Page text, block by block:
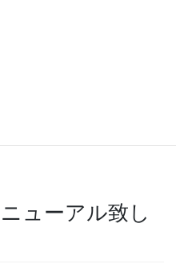
ューアル致し